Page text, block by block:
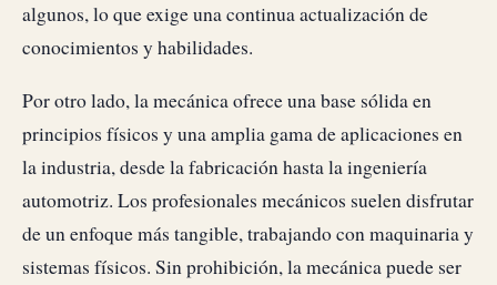
algunos, lo que exige una continua actualización de
conocimientos y habilidades.
Por otro lado, la mecánica ofrece una base sólida en
principios físicos y una amplia gama de aplicaciones en
la industria, desde la fabricación hasta la ingeniería
automotriz. Los profesionales mecánicos suelen disfrutar
de un enfoque más tangible, trabajando con maquinaria y
sistemas físicos. Sin prohibición, la mecánica puede ser